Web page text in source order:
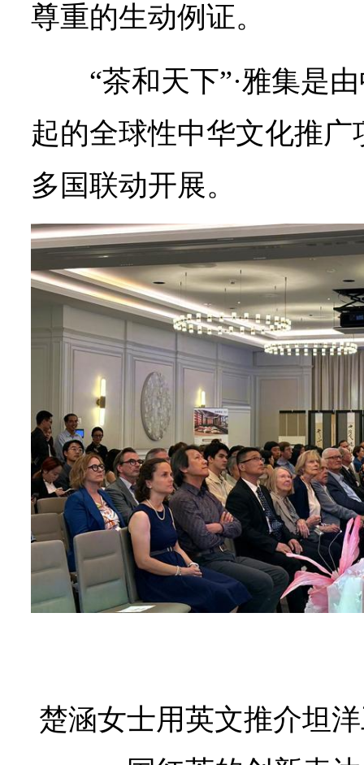
尊重的生动例证。
“茶和天下”·雅集是
起的全球性中华文化推
多国联动开展。
楚涵女士用英文推介坦